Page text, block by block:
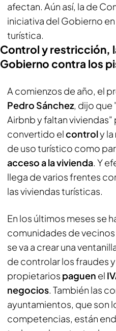
afectan. Aún así, la de
iniciativa del Gobierno
turística.
Control y restricción,
Gobierno contra los
A comienzos de año, el
Pedro Sánchez, dijo que
Airbnb y faltan
convertido elcontroly la
de uso turístico como
acceso a la vivienda. Y
llega de varios frentes
las viviendas turísticas.
En los últimos meses se
comunidades de
se va a crear una
de controlar los fraudes
propietarios paguen el
negocios. También las
ayuntamientos, que son
competencias, están